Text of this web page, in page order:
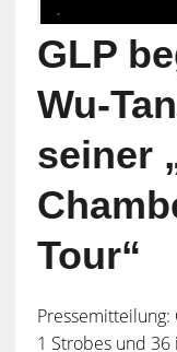
GLP
Wu-
seiner
Tour“
Pressemitteilung:
1 Strobes und